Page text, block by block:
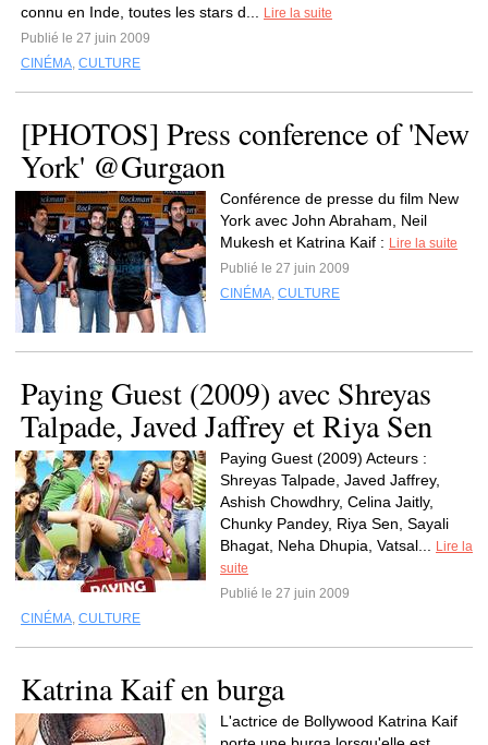
connu en Inde, toutes les stars d...
Lire la suite
Publié le 27 juin 2009
CINÉMA, CULTURE
[PHOTOS] Press conference of 'New
York' @Gurgaon
Conférence de presse du film New
York avec John Abraham, Neil
Mukesh et Katrina Kaif : Lire la suite
Publié le 27 juin 2009
CINÉMA, CULTURE
Paying Guest (2009) avec Shreyas
Talpade, Javed Jaffrey et Riya Sen
Paying Guest (2009) Acteurs :
Shreyas Talpade, Javed Jaffrey,
Ashish Chowdhry, Celina Jaitly,
Chunky Pandey, Riya Sen, Sayali
Bhagat, Neha Dhupia, Vatsal...
Lire la
suite
Publié le 27 juin 2009
CINÉMA, CULTURE
Katrina Kaif en burga
L'actrice de Bollywood Katrina Kaif